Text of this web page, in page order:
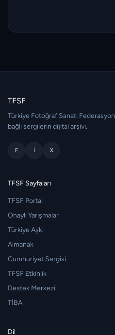
TFSF
Türkiye Fotoğraf Sanatı
bağlı sergilerin dijital arşivi.
F I X
TFSF Sayfaları
TFSF Portal
Onaylı Yarışmalar
Türkiye Aşkı
Almanak
Cumhuriyet Sergisi
TFSF Etkinlik
Destek Merkezi
TİBA
Dil